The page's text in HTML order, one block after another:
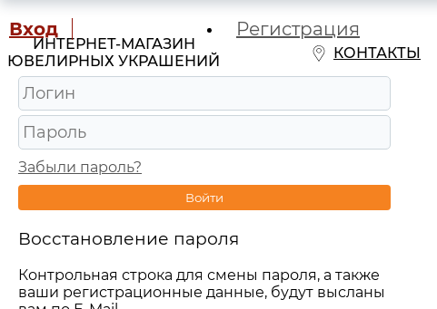
ИНТЕРНЕТ-МАГАЗИН
ЮВЕЛИРНЫХ УКРАШЕНИЙ
КОНТАКТЫ
Вход Регистрация
Забыли пароль?
Войти
Восстановление пароля
Контрольная строка для смены пароля, а также
ваши регистрационные данные, будут высланы